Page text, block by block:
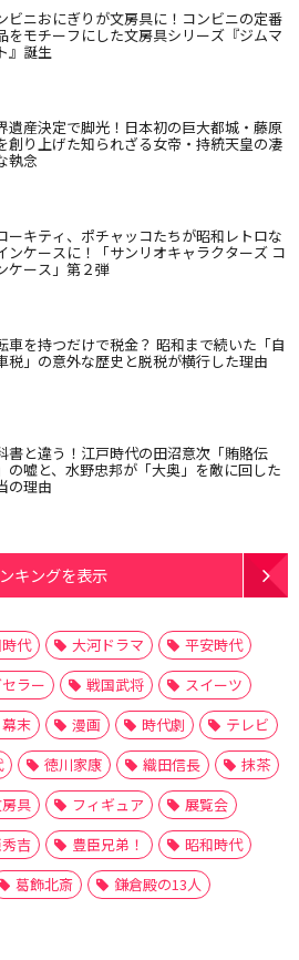
ビニおにぎりが文房具に！コンビニの定番
をモチーフにした文房具シリーズ『ジムマ
』誕生
遺産決定で脚光！日本初の巨大都城・藤原
創り上げた知られざる女帝・持統天皇の凄
執念
ーキティ、ポチャッコたちが昭和レトロな
ンケースに！「サンリオキャラクターズ コ
ケース」第２弾
車を持つだけで税金？ 昭和まで続いた「自
税」の意外な歴史と脱税が横行した理由
書と違う！江戸時代の田沼意次「賄賂伝
の嘘と、水野忠邦が「大奥」を敵に回した
の理由
キングを表示
代 大河ドラマ
平安時代
ラー 戦国武将
スイーツ
幕末 漫画 時代劇
テレビ
徳川家康 織田信長
抹茶
具 フィギュア
展覧会
吉 豊臣兄弟！
昭和時代
葛飾北斎 鎌倉殿の13人